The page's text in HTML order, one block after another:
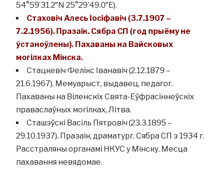
54°59’31.2″N 25°29’49.0″E).
Стаховіч Алесь Іосіфавіч (3.7.1907 –
7.2.1956). Празаік. Сябра СП (год прыёму не
ўстаноўлены). Пахаваны на Вайсковых
могілках Мінска.
Стацкевіч Фелікс Іванавіч (2.12.1879 –
21.6.1967). Мемуарыст, выдавец, педагог.
Пахаваны на Віленскіх Свята-Еўфрасіннеўскіх
праваслаўных могілках, Літва.
Сташэўскі Васіль Пятровіч (23.3.1895 –
29.10.1937). Празаік, драматург. Сябра СП з 1934 г.
Расстраляны органамі НКУС у Мінску. Месца
пахавання невядомае.